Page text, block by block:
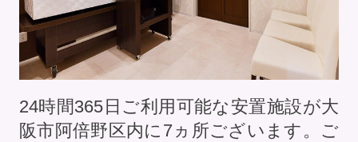
24時間365日ご利用可能な安置施設が大
阪市阿倍野区内に 7ヵ所ございます。ご